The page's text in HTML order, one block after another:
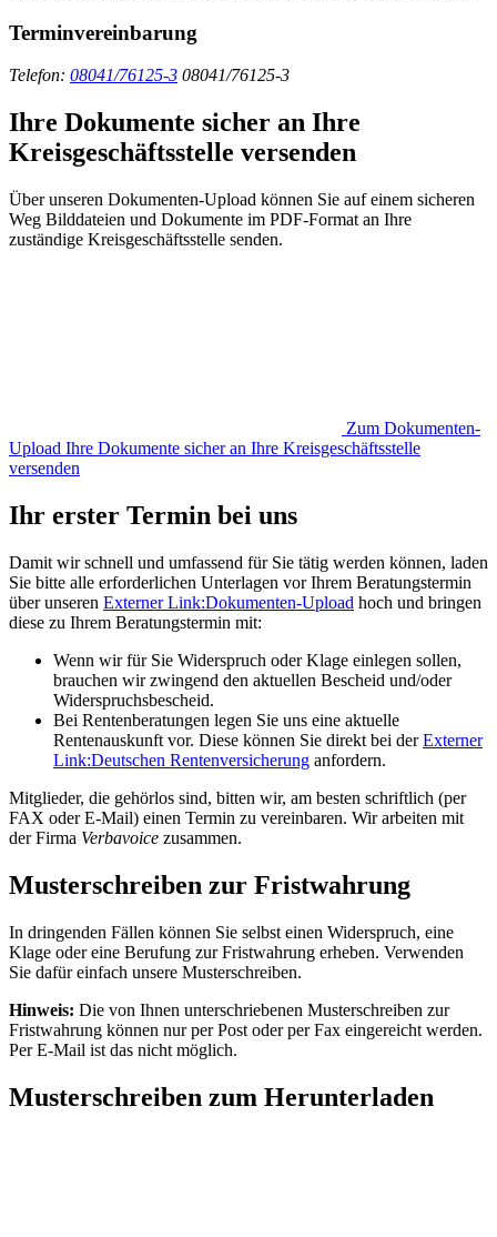
Terminvereinbarung
Telefon: 08041/76125-3 08041/76125-3
Ihre Dokumente sicher an Ihre
Kreisgeschäftsstelle versenden
Über unseren Dokumenten-Upload können Sie auf einem sicheren
Weg Bilddateien und Dokumente im PDF-Format an Ihre
zuständige Kreisgeschäftsstelle senden.
Zum Dokumenten-
Upload Ihre Dokumente sicher an Ihre Kreisgeschäftsstelle
versenden
Ihr erster Termin bei uns
Damit wir schnell und umfassend für Sie tätig werden können, laden
Sie bitte alle erforderlichen Unterlagen vor Ihrem Beratungstermin
über unseren Externer Link:Dokumenten-Upload hoch und bringen
diese zu Ihrem Beratungstermin mit:
Wenn wir für Sie Widerspruch oder Klage einlegen sollen,
brauchen wir zwingend den aktuellen Bescheid und/oder
Widerspruchsbescheid.
Bei Rentenberatungen legen Sie uns eine aktuelle
Rentenauskunft vor. Diese können Sie direkt bei derExterner
Link:Deutschen Rentenversicherung anfordern.
Mitglieder, die gehörlos sind, bitten wir, am besten schriftlich (per
FAX oder E-Mail) einen Termin zu vereinbaren. Wir arbeiten mit
der Firma Verbavoice zusammen.
Musterschreiben zur Fristwahrung
In dringenden Fällen können Sie selbst einen Widerspruch, eine
Klage oder eine Berufung zur Fristwahrung erheben. Verwenden
Sie dafür einfach unsere Musterschreiben.
Hinweis: Die von Ihnen unterschriebenen Musterschreiben zur
Fristwahrung können nur per Post oder per Fax eingereicht werden.
Per E-Mail ist das nicht möglich.
Musterschreiben zum Herunterladen